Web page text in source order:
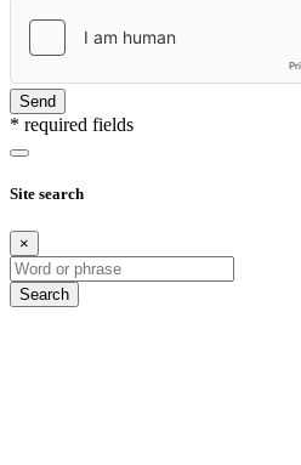
Send
* required fields
Site search
×
Search